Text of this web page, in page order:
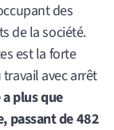
des
de la société.
est la forte
avec arrêt
plus que
passant de 482